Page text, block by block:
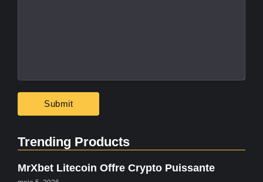
Trending Products
MrXbet Litecoin Offre Crypto Puissante